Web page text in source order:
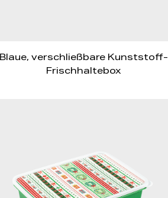
Blaue, verschließbare Kunststoff-
Frischhaltebox